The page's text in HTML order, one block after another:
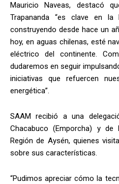
Mauricio Naveas, destacó
Trapananda “es clave en
construyendo desde hace un
hoy, en aguas chilenas, esté
eléctrico del continente.
dudaremos en seguir
iniciativas que refuercen
energética”.
SAAM recibió a una
Chacabuco (Emporcha) y
Región de Aysén, quienes
sobre sus características.
“Pudimos apreciar cómo la